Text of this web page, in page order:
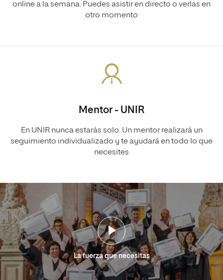
online a la semana. Puedes asistir en directo o verlas en
otro momento
Mentor - UNIR
En UNIR nunca estarás solo. Un mentor realizará un
seguimiento individualizado y te ayudará en todo lo que
necesites
La fuerza que necesitas